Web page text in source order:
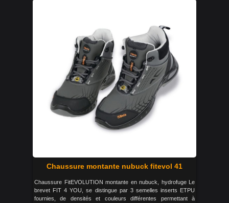
Chaussure montante nubuck fitevol 41
Chaussure FitEVOLUTION montante en nubuck, hydrofuge Le
brevet FIT 4 YOU, se distingue par 3 semelles inserts ETPU
fournies, de densités et couleurs différentes permettant à